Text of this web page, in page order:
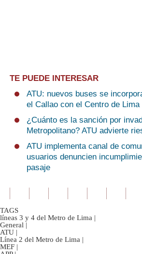
TE PUEDE INTERESAR
ATU: nuevos buses se
el Callao con el Centro de Lima
¿Cuánto es la sanción por
Metropolitano? ATU advierte
ATU implementa canal de
usuarios denuncien
pasaje
TAGS
líneas 3 y 4 del Metro de Lima |
General |
ATU |
Línea 2 del Metro de Lima |
MEF |